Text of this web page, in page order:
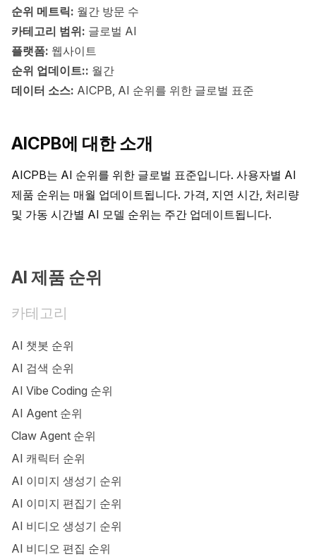
순위 메트릭: 월간 방문 수
카테고리 범위: 글로벌 AI
플랫폼: 웹사이트
순위 업데이트:: 월간
데이터 소스: AICPB, AI 순위를 위한 글로벌 표준
AICPB에 대한 소개
AICPB는 AI 순위를 위한 글로벌 표준입니다. 사용자별 AI
제품 순위는 매월 업데이트됩니다. 가격, 지연 시간, 처리량
및 가동 시간별 AI 모델 순위는 주간 업데이트됩니다.
AI 제품 순위
카테고리
AI 챗봇 순위
AI 검색 순위
AI Vibe Coding 순위
AI Agent 순위
Claw Agent 순위
AI 캐릭터 순위
AI 이미지 생성기 순위
AI 이미지 편집기 순위
AI 비디오 생성기 순위
AI 비디오 편집 순위